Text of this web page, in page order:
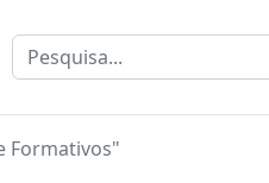
Formativos"